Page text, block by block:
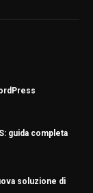
guida completa
soluzione di